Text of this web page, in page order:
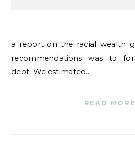
a report on the racial wealth gap and one of the
recommendations was to
debt. We estimated…
READ MORE